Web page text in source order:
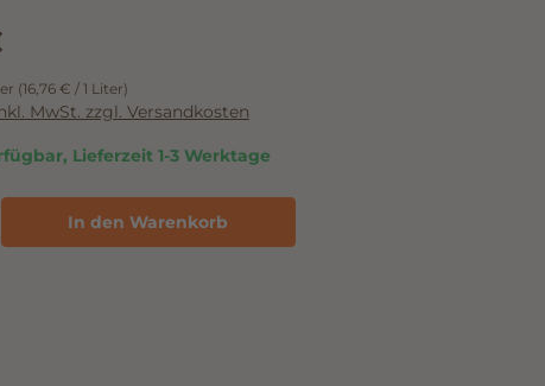
(16,76 € / 1 Liter)
MwSt. zzgl. Versandkosten
Lieferzeit 1-3 Werktage
In den Warenkorb